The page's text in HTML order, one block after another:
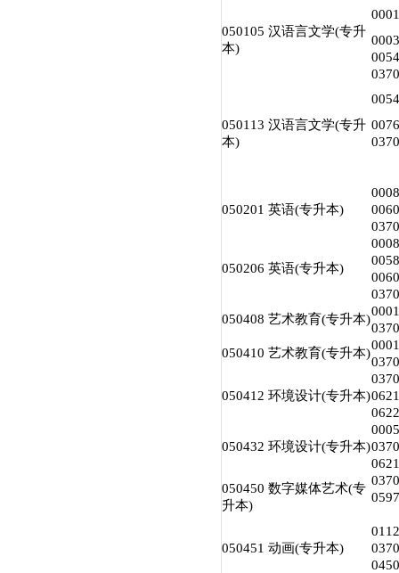
050105 汉语言文学(专升
本)
050113 汉语言文学(专升
本)
050201 英语(专升本)
050206 英语(专升本)
050408 艺术教育(专升本)
050410 艺术教育(专升本)
050412 环境设计(专升本)
050432 环境设计(专升本)
050450 数字媒体艺术(专
升本)
050451 动画(专升本)